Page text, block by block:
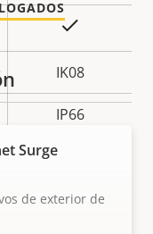
IK08
IP66
Surge
de exterior de